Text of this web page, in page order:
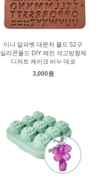
미니 알파벳 대문자 몰드 52구
실리콘몰드 DIY 레진 석고방향제
디저트 케이크 비누 데코
3,000원